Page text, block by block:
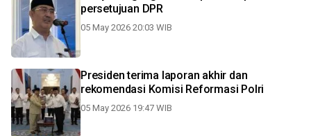
persetujuan DPR
05 May 2026 20:03 WIB
Presiden terima laporan akhir dan
rekomendasi Komisi Reformasi Polri
05 May 2026 19:47 WIB